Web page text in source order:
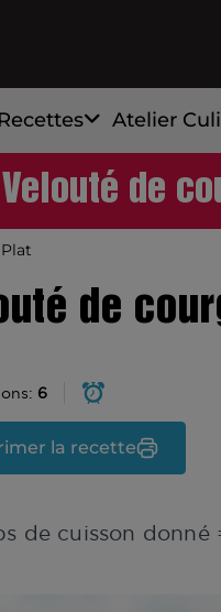
Atelier
Velouté de
Plat
de
6
la recette
de cuisson